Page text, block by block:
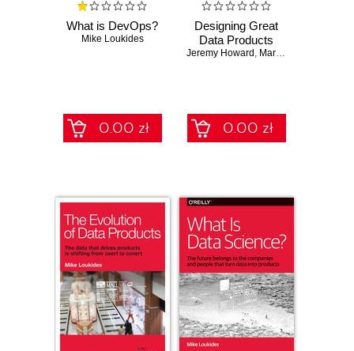
What is DevOps?
Mike Loukides
0.00 zł
Designing Great
Data Products
Jeremy Howard , Margit Zwemer
0.00 zł